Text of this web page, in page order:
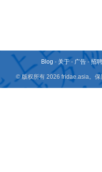
Blog - 关于 - 广告 -招
© 版权所有 2026 fridae.asia。